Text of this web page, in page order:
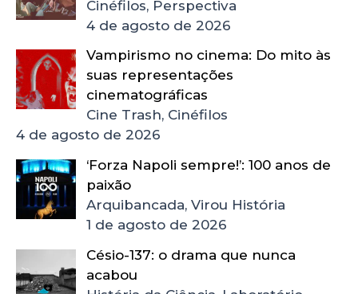
Cinéfilos, Perspectiva
4 de agosto de 2026
Vampirismo no cinema: Do mito às
suas representações
cinematográficas
Cine Trash, Cinéfilos
4 de agosto de 2026
‘Forza Napoli sempre!’: 100 anos de
paixão
Arquibancada, Virou História
1 de agosto de 2026
Césio-137: o drama que nunca
acabou